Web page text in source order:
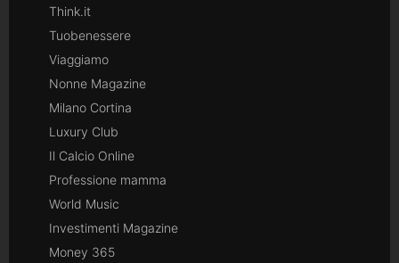
Think.it
Tuobenessere
Viaggiamo
Nonne Magazine
Milano Cortina
Luxury Club
Il Calcio Online
Professione mamma
World Music
Investimenti Magazine
Money 365